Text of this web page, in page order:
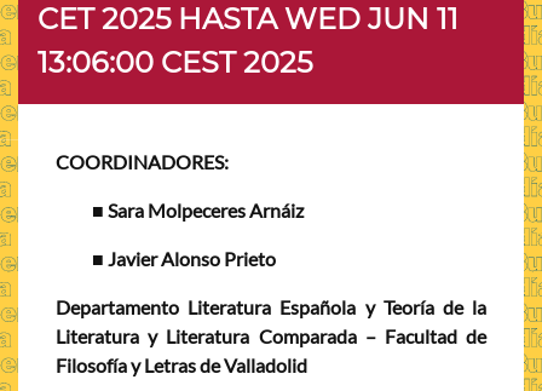
CET 2025 HASTA WED JUN 11
13:06:00 CEST 2025
COORDINADORES:
■ Sara Molpeceres Arnáiz
■ Javier Alonso Prieto
Departamento Literatura Española y Teoría de la
Literatura y Literatura Comparada – Facultad de
Filosofía y Letras de Valladolid